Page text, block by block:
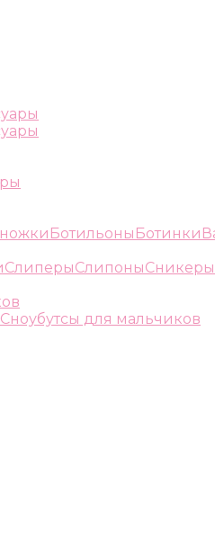
Ботильоны Ботинки
СлиперыСлипоныСникеры
Сноубутсы для мальчиков